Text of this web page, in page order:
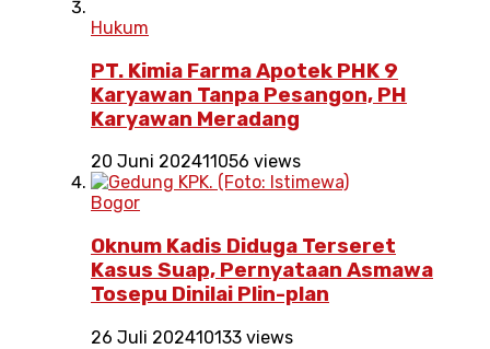
Hukum
PT. Kimia Farma Apotek PHK 9
Karyawan Tanpa Pesangon, PH
Karyawan Meradang
20 Juni 202411056 views
Bogor
Oknum Kadis Diduga Terseret
Kasus Suap, Pernyataan Asmawa
Tosepu Dinilai Plin-plan
26 Juli 202410133 views